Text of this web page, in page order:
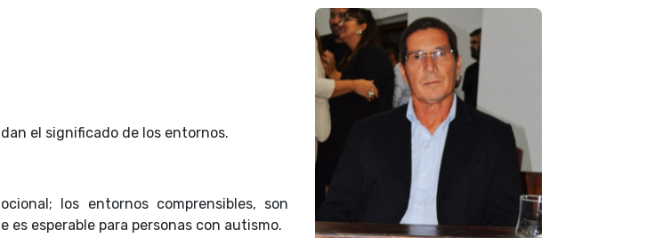
el significado de los entornos.
los entornos comprensibles, son
esperable para personas con autismo.